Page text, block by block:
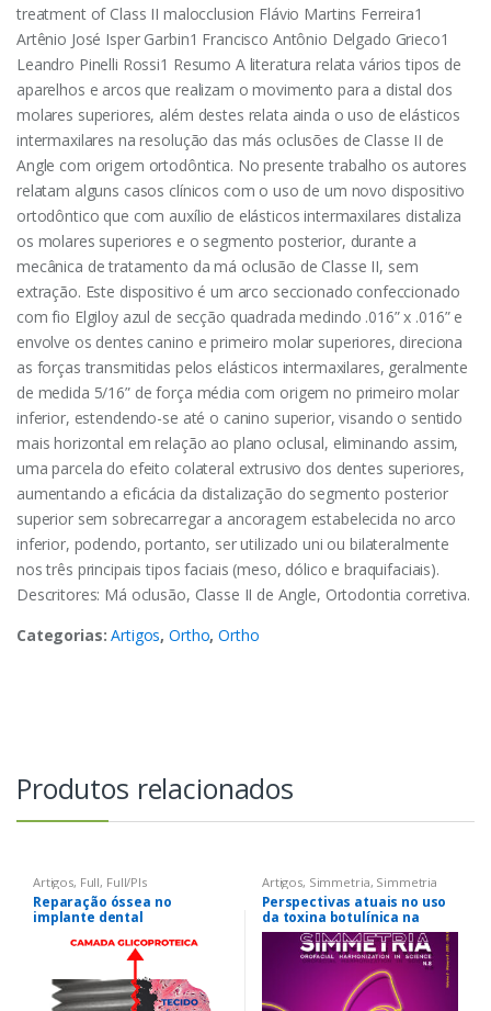
treatment of Class II malocclusion Flávio Martins Ferreira1
Artênio José Isper Garbin1 Francisco Antônio Delgado Grieco1
Leandro Pinelli Rossi1 Resumo A literatura relata vários tipos de
aparelhos e arcos que realizam o movimento para a distal dos
molares superiores, além destes relata ainda o uso de elásticos
intermaxilares na resolução das más oclusões de Classe II de
Angle com origem ortodôntica. No presente trabalho os autores
relatam alguns casos clínicos com o uso de um novo dispositivo
ortodôntico que com auxílio de elásticos intermaxilares distaliza
os molares superiores e o segmento posterior, durante a
mecânica de tratamento da má oclusão de Classe II, sem
extração. Este dispositivo é um arco seccionado confeccionado
com fio Elgiloy azul de secção quadrada medindo .016” x .016” e
envolve os dentes canino e primeiro molar superiores, direciona
as forças transmitidas pelos elásticos intermaxilares, geralmente
de medida 5/16” de força média com origem no primeiro molar
inferior, estendendo-se até o canino superior, visando o sentido
mais horizontal em relação ao plano oclusal, eliminando assim,
uma parcela do efeito colateral extrusivo dos dentes superiores,
aumentando a eficácia da distalização do segmento posterior
superior sem sobrecarregar a ancoragem estabelecida no arco
inferior, podendo, portanto, ser utilizado uni ou bilateralmente
nos três principais tipos faciais (meso, dólico e braquifaciais).
Descritores: Má oclusão, Classe II de Angle, Ortodontia corretiva.
Categorias:Artigos,Ortho,Ortho
Produtos relacionados
Artigos, Full, Full/Pls
Reparação óssea no
implante dental
Artigos, Simmetria, Simmetria
Perspectivas atuais no uso
da toxina botulínica na
implantodontia